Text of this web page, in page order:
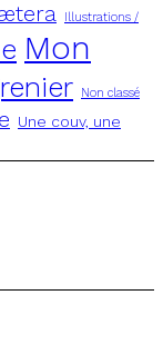
Illustrations /
Mon
Non classé
Une couv, une